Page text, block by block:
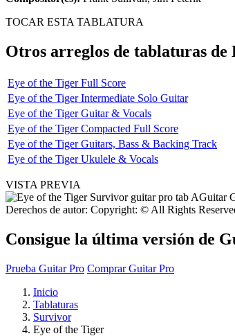
TOCAR ESTA TABLATURA
Otros arreglos de tablaturas de
Eye of the Tiger Full Score
Eye of the Tiger Intermediate Solo Guitar
Eye of the Tiger Guitar & Vocals
Eye of the Tiger Compacted Full Score
Eye of the Tiger Guitars, Bass & Backing Track
Eye of the Tiger Ukulele & Vocals
VISTA PREVIA
Derechos de autor: Copyright: © All Rights
Consigue la última versión de
Prueba Guitar Pro Comprar Guitar Pro
Inicio
Tablaturas
Survivor
Eye of the Tiger